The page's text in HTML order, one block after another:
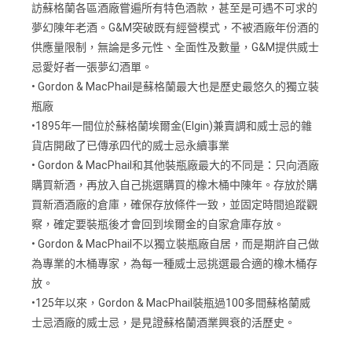
訪蘇格蘭各區酒廠嘗遍所有特色酒款，甚至是可遇不可求的
夢幻陳年老酒。G&M突破既有經營模式，不被酒廠年份酒的
供應量限制，無論是多元性、全面性及數量，G&M提供威士
忌愛好者一張夢幻酒單。
• Gordon & MacPhail是蘇格蘭最大也是歷史最悠久的獨立裝
瓶廠
•1895年一間位於蘇格蘭埃爾金(Elgin)兼賣調和威士忌的雜
貨店開啟了已傳承四代的威士忌永續事業
• Gordon & MacPhail和其他裝瓶廠最大的不同是：只向酒廠
購買新酒，再放入自己挑選購買的橡木桶中陳年。存放於購
買新酒酒廠的倉庫，確保存放條件一致，並固定時間追蹤觀
察，確定要裝瓶後才會回到埃爾金的自家倉庫存放。
• Gordon & MacPhail不以獨立裝瓶廠自居，而是期許自己做
為專業的木桶專家，為每一種威士忌挑選最合適的橡木桶存
放。
•125年以來，Gordon & MacPhail裝瓶過100多間蘇格蘭威
士忌酒廠的威士忌，是見證蘇格蘭酒業興衰的活歷史。